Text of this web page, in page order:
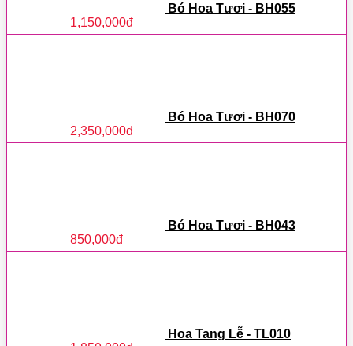
Bó Hoa Tươi - BH055
1,150,000đ
Bó Hoa Tươi - BH070
2,350,000đ
Bó Hoa Tươi - BH043
850,000đ
Hoa Tang Lễ - TL010